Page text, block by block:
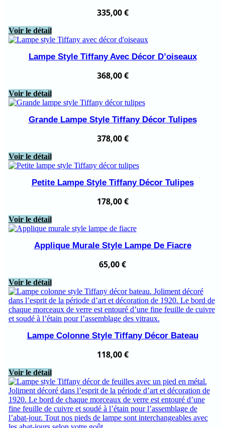
335,00€
Voir le détail
Lampe Style Tiffany Avec Décor D’oiseaux
368,00€
Voir le détail
Grande Lampe Style Tiffany Décor Tulipes
378,00€
Voir le détail
Petite Lampe Style Tiffany Décor Tulipes
178,00€
Voir le détail
Applique Murale Style Lampe De Fiacre
65,00€
Voir le détail
Lampe Colonne Style Tiffany Décor Bateau
118,00€
Voir le détail